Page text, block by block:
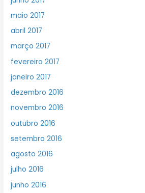
maio 2017
abril 2017
março 2017
fevereiro 2017
janeiro 2017
dezembro 2016
novembro 2016
outubro 2016
setembro 2016
agosto 2016
julho 2016
junho 2016